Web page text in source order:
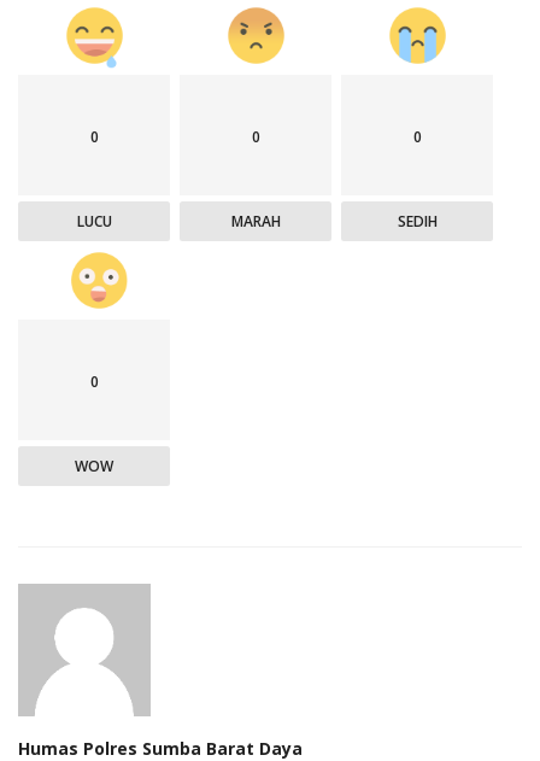
0
LUCU
0
MARAH
0
SEDIH
0
WOW
Humas Polres Sumba Barat Daya